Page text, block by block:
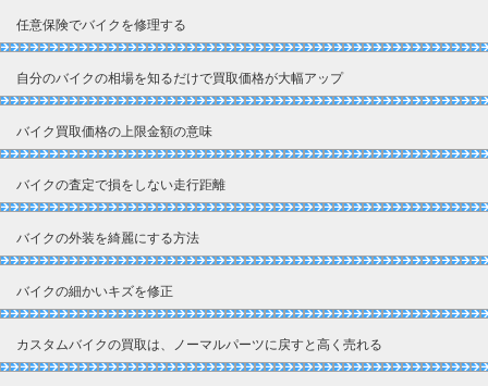
任意保険でバイクを修理する
自分のバイクの相場を知るだけで買取価格が大幅アップ
バイク買取価格の上限金額の意味
バイクの査定で損をしない走行距離
バイクの外装を綺麗にする方法
バイクの細かいキズを修正
カスタムバイクの買取は、ノーマルパーツに戻すと高く売れる